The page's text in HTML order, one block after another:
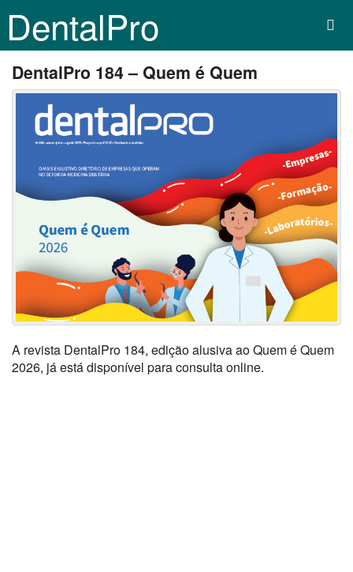
DentalPro
DentalPro 184 – Quem é Quem
A revista DentalPro 184, edição alusiva ao Quem é Quem
2026, já está disponível para consulta online.